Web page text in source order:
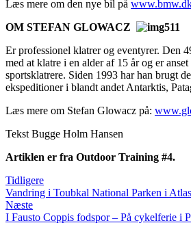
Læs mere om den nye bil på
OM STEFAN GLOWACZ
Er professionel klatrer og eventyrer. Den
med at klatre i en alder af 15 år og er
sportsklatrere. Siden 1993 har han brugt
ekspeditioner i blandt andet Antarktis,
Læs mere om Stefan Glowacz på:
Tekst Bugge Holm Hansen
Artiklen er fra Outdoor Training #4.
Tidligere
Vandring i Toubkal National Parken i
Næste
I Fausto Coppis fodspor – På cykelferie i